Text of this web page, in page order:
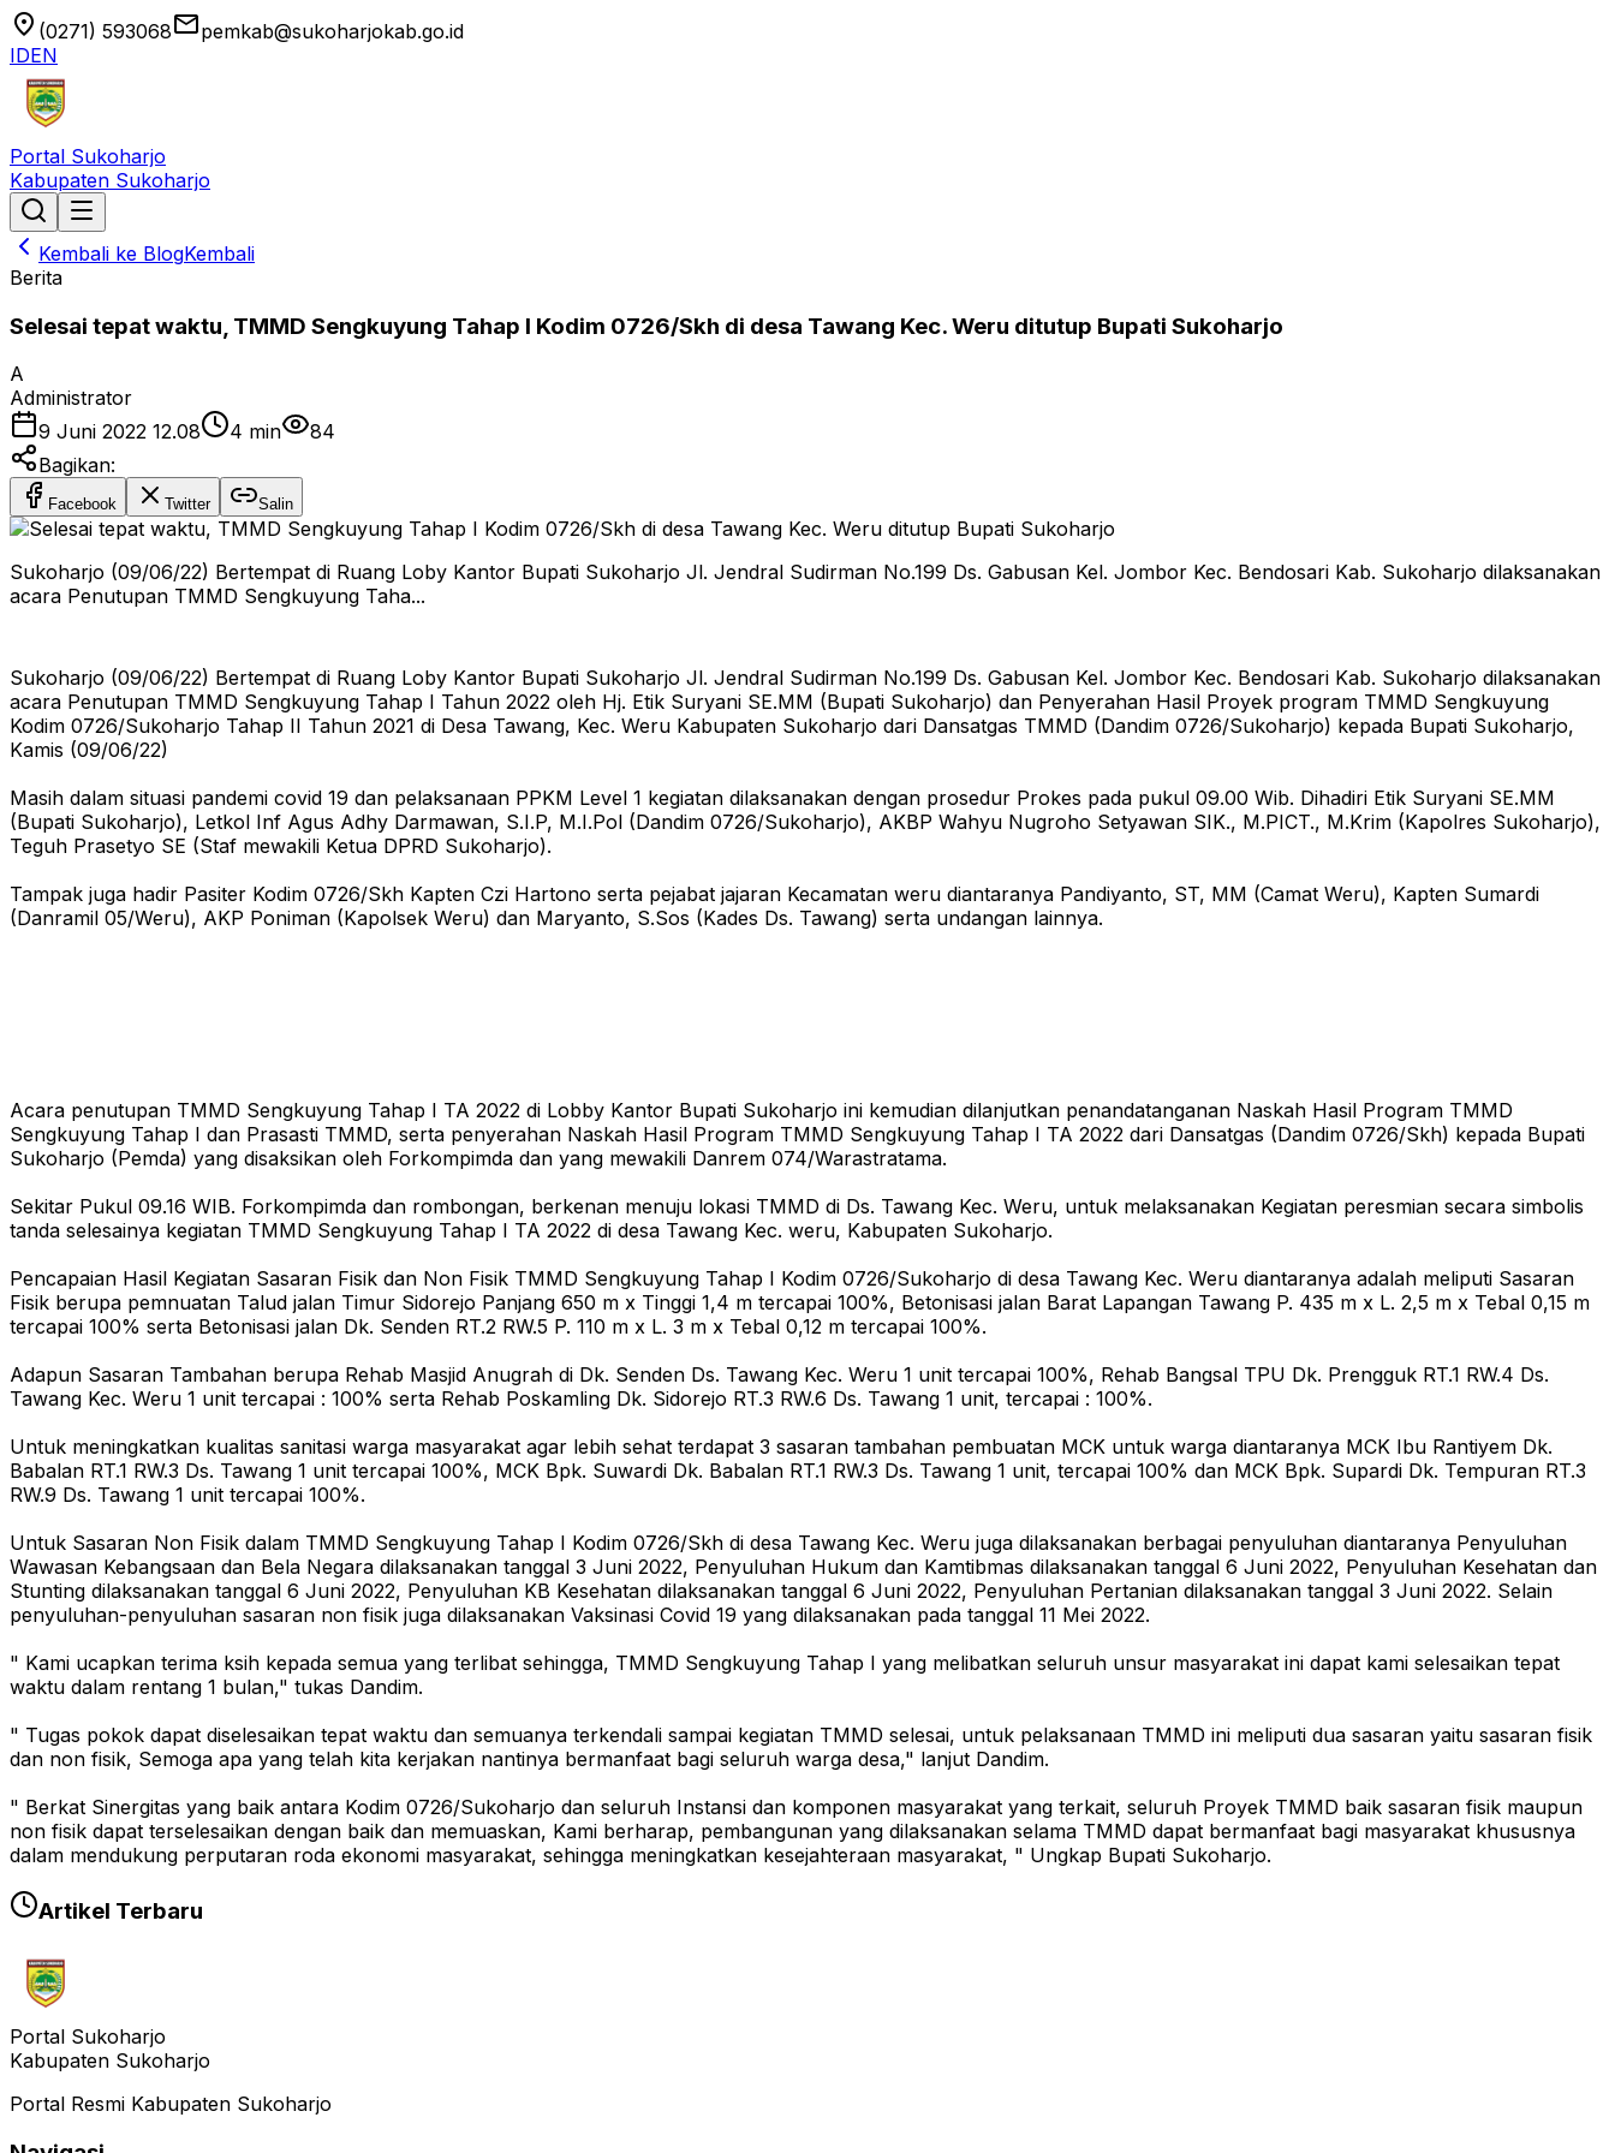
location_on (0271) 593068emailpemkab@sukoharjokab.go.id
IDEN
Portal Sukoharjo
Kabupaten Sukoharjo
Kembali ke BlogKembali
Berita
Selesai tepat waktu, TMMD Sengkuyung Tahap I Kodim 0726/Skh di desa Tawang Kec. Weru ditutup Bupati Sukoharjo
A
Administrator
9 Juni 2022 12.08
4 min
84
Bagikan:
Facebook Twitter Salin
Sukoharjo (09/06/22) Bertempat di Ruang Loby Kantor Bupati Sukoharjo Jl. Jendral Sudirman No.199 Ds. Gabusan Kel. Jombor Kec. Bendosari Kab. Sukoharjo dilaksanakan
acara Penutupan TMMD Sengkuyung Taha...
Sukoharjo (09/06/22) Bertempat di Ruang Loby Kantor Bupati Sukoharjo Jl. Jendral Sudirman No.199 Ds. Gabusan Kel. Jombor Kec. Bendosari Kab. Sukoharjo dilaksanakan
acara Penutupan TMMD Sengkuyung Tahap I Tahun 2022 oleh Hj. Etik Suryani SE.MM (Bupati Sukoharjo) dan Penyerahan Hasil Proyek program TMMD Sengkuyung
Kodim 0726/Sukoharjo Tahap II Tahun 2021 di Desa Tawang, Kec. Weru Kabupaten Sukoharjo dari Dansatgas TMMD (Dandim 0726/Sukoharjo) kepada Bupati Sukoharjo,
Kamis (09/06/22)
Masih dalam situasi pandemi covid 19 dan pelaksanaan PPKM Level 1 kegiatan dilaksanakan dengan prosedur Prokes pada pukul 09.00 Wib. Dihadiri Etik Suryani SE.MM
(Bupati Sukoharjo), Letkol Inf Agus Adhy Darmawan, S.I.P, M.I.Pol (Dandim 0726/Sukoharjo), AKBP Wahyu Nugroho Setyawan SIK., M.PICT., M.Krim (Kapolres Sukoharjo),
Teguh Prasetyo SE (Staf mewakili Ketua DPRD Sukoharjo).
Tampak juga hadir Pasiter Kodim 0726/Skh Kapten Czi Hartono serta pejabat jajaran Kecamatan weru diantaranya Pandiyanto, ST, MM (Camat Weru), Kapten Sumardi
(Danramil 05/Weru), AKP Poniman (Kapolsek Weru) dan Maryanto, S.Sos (Kades Ds. Tawang) serta undangan lainnya.
Acara penutupan TMMD Sengkuyung Tahap I TA 2022 di Lobby Kantor Bupati Sukoharjo ini kemudian dilanjutkan penandatanganan Naskah Hasil Program TMMD
Sengkuyung Tahap I dan Prasasti TMMD, serta penyerahan Naskah Hasil Program TMMD Sengkuyung Tahap I TA 2022 dari Dansatgas (Dandim 0726/Skh) kepada Bupati
Sukoharjo (Pemda) yang disaksikan oleh Forkompimda dan yang mewakili Danrem 074/Warastratama.
Sekitar Pukul 09.16 WIB. Forkompimda dan rombongan, berkenan menuju lokasi TMMD di Ds. Tawang Kec. Weru, untuk melaksanakan Kegiatan peresmian secara simbolis
tanda selesainya kegiatan TMMD Sengkuyung Tahap I TA 2022 di desa Tawang Kec. weru, Kabupaten Sukoharjo.
Pencapaian Hasil Kegiatan Sasaran Fisik dan Non Fisik TMMD Sengkuyung Tahap I Kodim 0726/Sukoharjo di desa Tawang Kec. Weru diantaranya adalah meliputi Sasaran
Fisik berupa pemnuatan Talud jalan Timur Sidorejo Panjang 650 m x Tinggi 1,4 m tercapai 100%, Betonisasi jalan Barat Lapangan Tawang P. 435 m x L. 2,5 m x Tebal 0,15 m
tercapai 100% serta Betonisasi jalan Dk. Senden RT.2 RW.5 P. 110 m x L. 3 m x Tebal 0,12 m tercapai 100%.
Adapun Sasaran Tambahan berupa Rehab Masjid Anugrah di Dk. Senden Ds. Tawang Kec. Weru 1 unit tercapai 100%, Rehab Bangsal TPU Dk. Prengguk RT.1 RW.4 Ds.
Tawang Kec. Weru 1 unit tercapai : 100% serta Rehab Poskamling Dk. Sidorejo RT.3 RW.6 Ds. Tawang 1 unit, tercapai : 100%.
Untuk meningkatkan kualitas sanitasi warga masyarakat agar lebih sehat terdapat 3 sasaran tambahan pembuatan MCK untuk warga diantaranya MCK Ibu Rantiyem Dk.
Babalan RT.1 RW.3 Ds. Tawang 1 unit tercapai 100%, MCK Bpk. Suwardi Dk. Babalan RT.1 RW.3 Ds. Tawang 1 unit, tercapai 100% dan MCK Bpk. Supardi Dk. Tempuran RT.3
RW.9 Ds. Tawang 1 unit tercapai 100%.
Untuk Sasaran Non Fisik dalam TMMD Sengkuyung Tahap I Kodim 0726/Skh di desa Tawang Kec. Weru juga dilaksanakan berbagai penyuluhan diantaranya Penyuluhan
Wawasan Kebangsaan dan Bela Negara dilaksanakan tanggal 3 Juni 2022, Penyuluhan Hukum dan Kamtibmas dilaksanakan tanggal 6 Juni 2022, Penyuluhan Kesehatan dan
Stunting dilaksanakan tanggal 6 Juni 2022, Penyuluhan KB Kesehatan dilaksanakan tanggal 6 Juni 2022, Penyuluhan Pertanian dilaksanakan tanggal 3 Juni 2022. Selain
penyuluhan-penyuluhan sasaran non fisik juga dilaksanakan Vaksinasi Covid 19 yang dilaksanakan pada tanggal 11 Mei 2022.
" Kami ucapkan terima ksih kepada semua yang terlibat sehingga, TMMD Sengkuyung Tahap I yang melibatkan seluruh unsur masyarakat ini dapat kami selesaikan tepat
waktu dalam rentang 1 bulan," tukas Dandim.
" Tugas pokok dapat diselesaikan tepat waktu dan semuanya terkendali sampai kegiatan TMMD selesai, untuk pelaksanaan TMMD ini meliputi dua sasaran yaitu sasaran fisik
dan non fisik, Semoga apa yang telah kita kerjakan nantinya bermanfaat bagi seluruh warga desa," lanjut Dandim.
" Berkat Sinergitas yang baik antara Kodim 0726/Sukoharjo dan seluruh Instansi dan komponen masyarakat yang terkait, seluruh Proyek TMMD baik sasaran fisik maupun
non fisik dapat terselesaikan dengan baik dan memuaskan, Kami berharap, pembangunan yang dilaksanakan selama TMMD dapat bermanfaat bagi masyarakat khususnya
dalam mendukung perputaran roda ekonomi masyarakat, sehingga meningkatkan kesejahteraan masyarakat, " Ungkap Bupati Sukoharjo.
Artikel Terbaru
Portal Sukoharjo
Kabupaten Sukoharjo
Portal Resmi Kabupaten Sukoharjo